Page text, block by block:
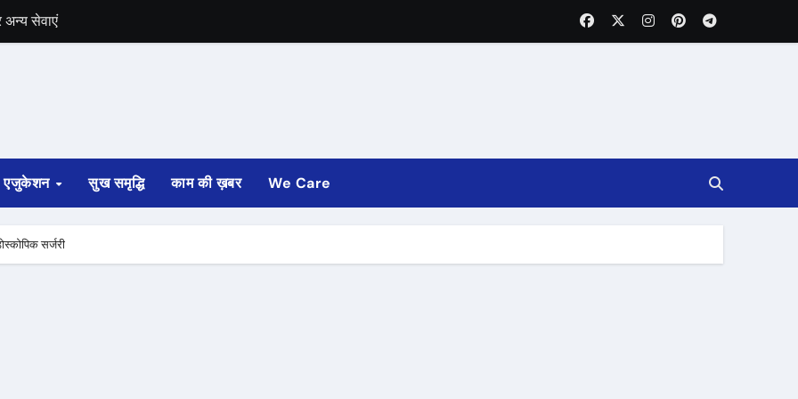
चुनाव की घोषणा
पटरी से उतरी
साफ
रुपए मंजूर किए
तक होगी
एजुकेशन सुख समृद्धि काम की ख़बर We Care
सर्जरी